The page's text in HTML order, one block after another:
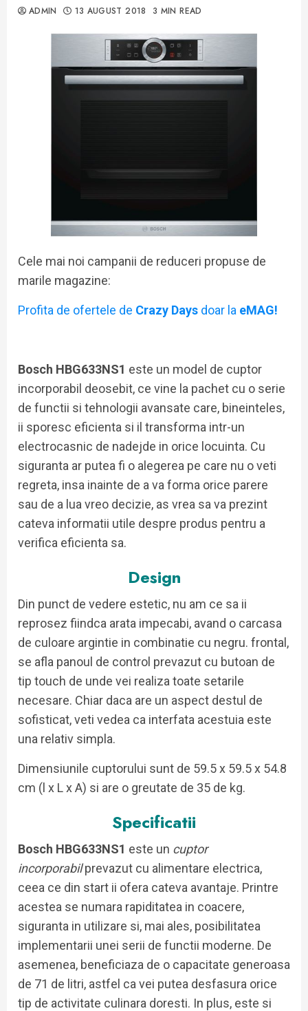
ADMIN 13 AUGUST 2018 3 MIN READ
Cele mai noi campanii de reduceri propuse de
marile magazine:
Profita de ofertele de Crazy Days doar la eMAG!
Bosch HBG633NS1 este un model de cuptor
incorporabil deosebit, ce vine la pachet cu o serie
de functii si tehnologii avansate care, bineinteles,
ii sporesc eficienta si il transforma intr-un
electrocasnic de nadejde in orice locuinta. Cu
siguranta ar putea fi o alegerea pe care nu o veti
regreta, insa inainte de a va forma orice parere
sau de a lua vreo decizie, as vrea sa va prezint
cateva informatii utile despre produs pentru a
verifica eficienta sa.
Design
Din punct de vedere estetic, nu am ce sa ii
reprosez fiindca arata impecabi, avand o carcasa
de culoare argintie in combinatie cu negru. frontal,
se afla panoul de control prevazut cu butoan de
tip touch de unde vei realiza toate setarile
necesare. Chiar daca are un aspect destul de
sofisticat, veti vedea ca interfata acestuia este
una relativ simpla.
Dimensiunile cuptorului sunt de 59.5 x 59.5 x 54.8
cm (l x L x A) si are o greutate de 35 de kg.
Specificatii
Bosch HBG633NS1 este un cuptor
incorporabilprevazut cu alimentare electrica,
ceea ce din start ii ofera cateva avantaje. Printre
acestea se numara rapiditatea in coacere,
siguranta in utilizare si, mai ales, posibilitatea
implementarii unei serii de functii moderne. De
asemenea, beneficiaza de o capacitate generoasa
de 71 de litri, astfel ca vei putea desfasura orice
tip de activitate culinara doresti. In plus, este si